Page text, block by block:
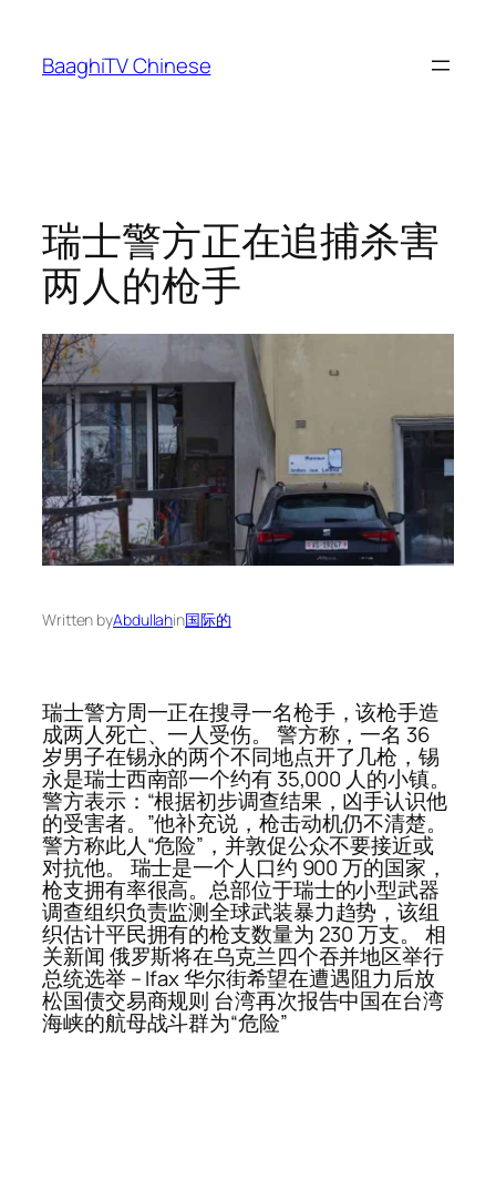
content
BaaghiTV Chinese
瑞士警方正在追捕杀害
两人的枪手
Written byAbdullahin国际的
瑞士警方周一正在搜寻一名枪手，该枪手造
成两人死亡、一人受伤。 警方称，一名 36
岁男子在锡永的两个不同地点开了几枪，锡
永是瑞士西南部一个约有 35,000 人的小镇。
警方表示：“根据初步调查结果，凶手认识他
的受害者。”他补充说，枪击动机仍不清楚。
警方称此人“危险”，并敦促公众不要接近或
对抗他。 瑞士是一个人口约 900 万的国家，
枪支拥有率很高。总部位于瑞士的小型武器
调查组织负责监测全球武装暴力趋势，该组
织估计平民拥有的枪支数量为 230 万支。 相
关新闻 俄罗斯将在乌克兰四个吞并地区举行
总统选举 – Ifax 华尔街希望在遭遇阻力后放
松国债交易商规则 台湾再次报告中国在台湾
海峡的航母战斗群为“危险”